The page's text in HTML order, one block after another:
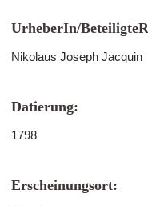
UrheberIn/
Nikolaus Joseph Jacquin
Datierung:
1798
Erscheinungsort: